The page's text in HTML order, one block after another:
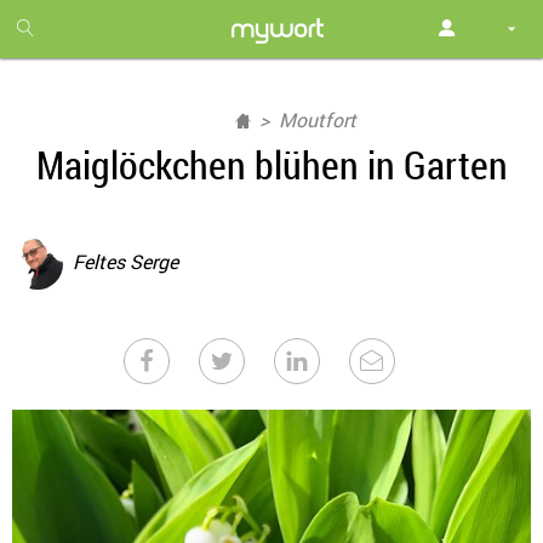
month
free
Moutfort
Maiglöckchen blühen in Garten
Feltes Serge